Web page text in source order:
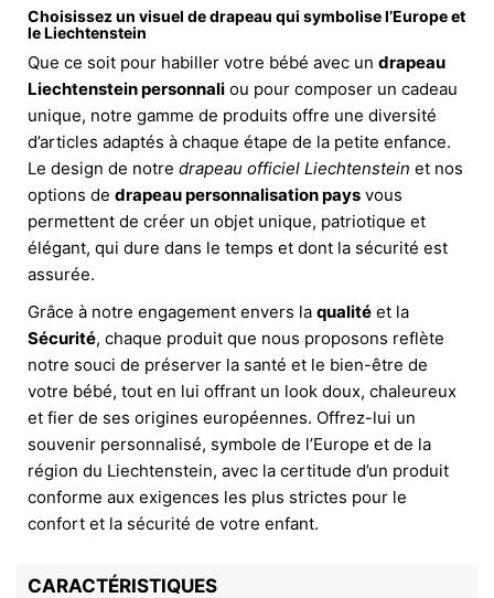
Choisissez un visuel de drapeau qui symbolise l’Europe et
le Liechtenstein
Que ce soit pour habiller votre bébé avec un drapeau
Liechtenstein personnali ou pour composer un cadeau
unique, notre gamme de produits offre une diversité
d’articles adaptés à chaque étape de la petite enfance.
Le design de notre drapeau officiel Liechtenstein et nos
options de drapeau personnalisation pays vous
permettent de créer un objet unique, patriotique et
élégant, qui dure dans le temps et dont la sécurité est
assurée.
Grâce à notre engagement envers la qualité et la
Sécurité, chaque produit que nous proposons reflète
notre souci de préserver la santé et le bien-être de
votre bébé, tout en lui offrant un look doux, chaleureux
et fier de ses origines européennes. Offrez-lui un
souvenir personnalisé, symbole de l’Europe et de la
région du Liechtenstein, avec la certitude d’un produit
conforme aux exigences les plus strictes pour le
confort et la sécurité de votre enfant.
CARACTÉRISTIQUES